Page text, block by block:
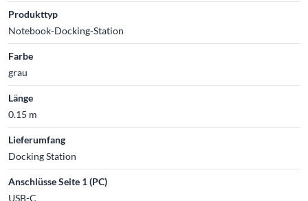
Produkttyp
Notebook-Docking-Station
Farbe
grau
Länge
0.15 m
Lieferumfang
Docking Station
Anschlüsse Seite 1 (PC)
USB-C